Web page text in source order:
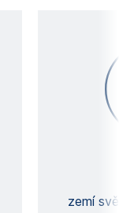
zemí